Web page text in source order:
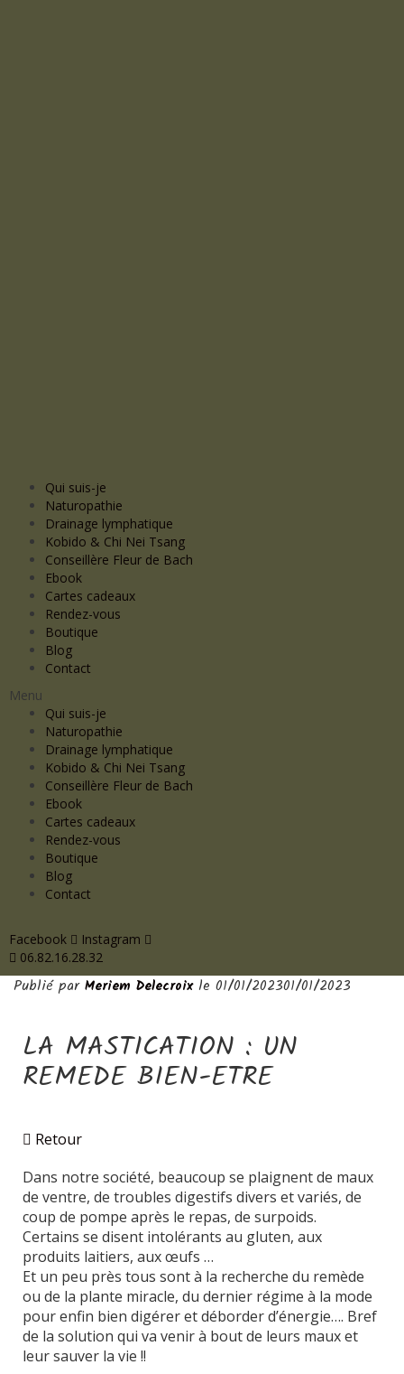
Qui suis-je
Naturopathie
Drainage lymphatique
Kobido & Chi Nei Tsang
Conseillère Fleur de Bach
Ebook
Cartes cadeaux
Rendez-vous
Boutique
Blog
Contact
Menu
Qui suis-je
Naturopathie
Drainage lymphatique
Kobido & Chi Nei Tsang
Conseillère Fleur de Bach
Ebook
Cartes cadeaux
Rendez-vous
Boutique
Blog
Contact
Facebook
Instagram
06.82.16.28.32
Publié par le 01/01/202301/01/2023
LA MASTICATION : UN
REMEDE BIEN-ETRE
Retour
Dans notre société, beaucoup se plaignent de maux
de ventre, de troubles digestifs divers et variés, de
coup de pompe après le repas, de surpoids.
Certains se disent intolérants au gluten, aux
produits laitiers, aux œufs …
Et un peu près tous sont à la recherche du remède
ou de la plante miracle, du dernier régime à la mode
pour enfin bien digérer et déborder d’énergie…. Bref
de la solution qui va venir à bout de leurs maux et
leur sauver la vie !!